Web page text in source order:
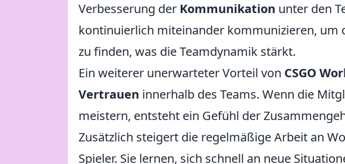
Verbesserung der Kommunikation unter den
kontinuierlich miteinander kommunizieren, um
zu finden, was die Teamdynamik stärkt.
Ein weiterer unerwarteter Vorteil von CSGO
Vertrauen innerhalb des Teams. Wenn die
meistern, entsteht ein Gefühl der
Zusätzlich steigert die regelmäßige Arbeit an
Spieler. Sie lernen, sich schnell an neue